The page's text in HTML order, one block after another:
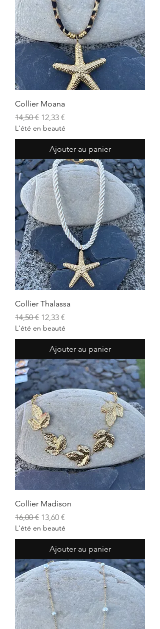
Collier Moana
Prix original
14,50 € Prix promotionnel
12,33 €
L'été en beauté
Ajouter au panier
Collier Thalassa
Prix original
14,50 € Prix promotionnel
12,33 €
L'été en beauté
Ajouter au panier
Collier Madison
Prix original
16,00 € Prix promotionnel
13,60 €
L'été en beauté
Ajouter au panier